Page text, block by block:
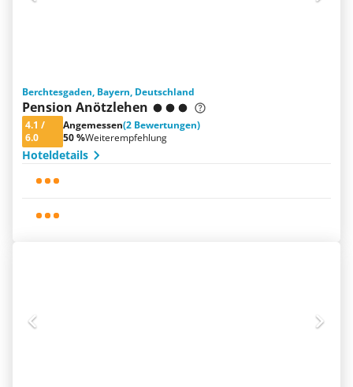
Berchtesgaden, Bayern, Deutschland
Pension Anötzlehen
4.1 /
6.0
Angemessen(2 Bewertungen)
50 %Weiterempfehlung
Hoteldetails